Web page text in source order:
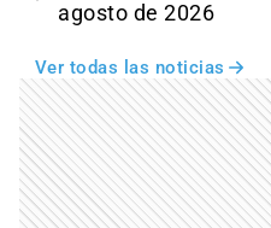
agosto de 2026
Ver todas las noticias